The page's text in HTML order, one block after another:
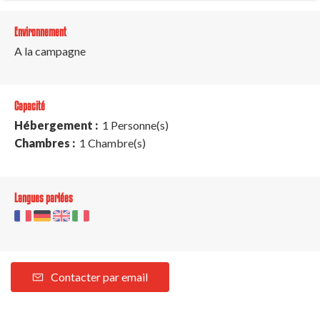
Environnement
A la campagne
Capacité
Hébergement : 1 Personne(s)
Chambres : 1 Chambre(s)
Langues parlées
Contacter par email